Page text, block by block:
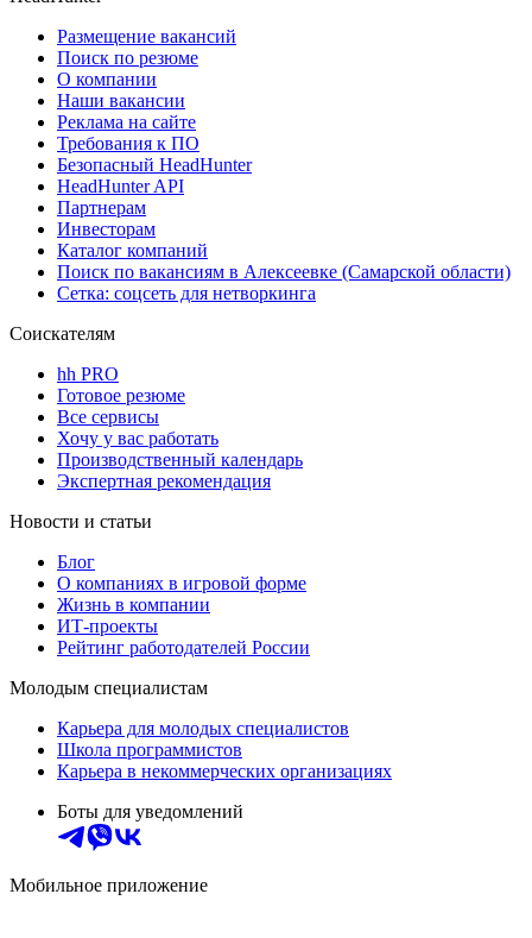
Размещение вакансий
Поиск по резюме
О компании
Наши вакансии
Реклама на сайте
Требования к ПО
Безопасный HeadHunter
HeadHunter API
Партнерам
Инвесторам
Каталог компаний
Поиск по вакансиям в Алексеевке (Самарской области)
Сетка: соцсеть для нетворкинга
Соискателям
hh PRO
Готовое резюме
Все сервисы
Хочу у вас работать
Производственный календарь
Экспертная рекомендация
Новости и статьи
Блог
О компаниях в игровой форме
Жизнь в компании
ИТ-проекты
Рейтинг работодателей России
Молодым специалистам
Карьера для молодых специалистов
Школа программистов
Карьера в некоммерческих организациях
Боты для уведомлений
Мобильное приложение